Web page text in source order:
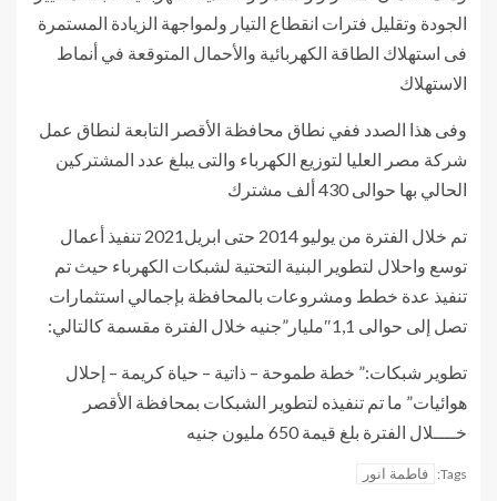
الجودة وتقليل فترات انقطاع التيار ولمواجهة الزيادة المستمرة
فى استهلاك الطاقة الكهربائية والأحمال المتوقعة في أنماط
الاستهلاك
وفى هذا الصدد ففي نطاق محافظة الأقصر التابعة لنطاق عمل
شركة مصر العليا لتوزيع الكهرباء والتى يبلغ عدد المشتركين
الحالي بها حوالى 430 ألف مشترك
تم خلال الفترة من يوليو 2014 حتى ابريل2021 تنفيذ أعمال
توسع واحلال لتطوير البنية التحتية لشبكات الكهرباء حيث تم
تنفيذ عدة خطط ومشروعات بالمحافظة بإجمالي استثمارات
تصل إلى حوالى 1,1″مليار”جنيه خلال الفترة مقسمة كالتالي:
تطوير شبكات:” خطة طموحة – ذاتية – حياة كريمة – إحلال
هوائيات” ما تم تنفيذه لتطوير الشبكات بمحافظة الأقصر
خــــلال الفترة بلغ قيمة 650 مليون جنيه
Tags: فاطمة انور